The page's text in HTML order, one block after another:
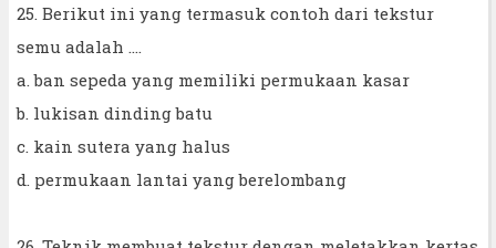
25. Berikut ini yang termasuk contoh dari tekstur
semu adalah ....
a. ban sepeda yang memiliki permukaan kasar
b. lukisan dinding batu
c. kain sutera yang halus
d. permukaan lantai yang berelombang